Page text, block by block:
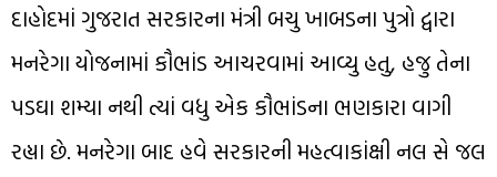
દાહોદમાં ગુજરાત સરકારના મંત્રી બચુ ખાબડના પુત્રો દ્વારા
મનરેગા યોજનામાં કૌભાંડ આચરવામાં આવ્યુ હતુ, હજુ તેના
પડઘા શમ્યા નથી ત્યાં વધુ એક કૌભાંડના ભણકારા વાગી
રહ્યા છે. મનરેગા બાદ હવે સરકારની મહત્વાકાંક્ષી નલ સે જલ